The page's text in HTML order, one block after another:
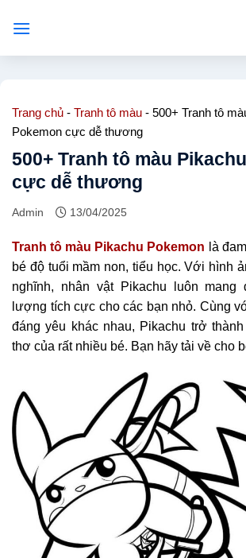
qua
Trang chủ - Tranh tô màu - 500+ Tranh tô
Pokemon cực dễ thương
500+ Tranh tô màu
cực dễ thương
Admin 13/04/2025
Tranh tô màu Pikachu Pokemon là
bé độ tuổi mầm non, tiểu học. Với hình
nghĩnh, nhân vật Pikachu luôn mang
lượng tích cực cho các bạn nhỏ. Cùng
đáng yêu khác nhau, Pikachu trở thành
thơ của rất nhiều bé. Bạn hãy tải về cho